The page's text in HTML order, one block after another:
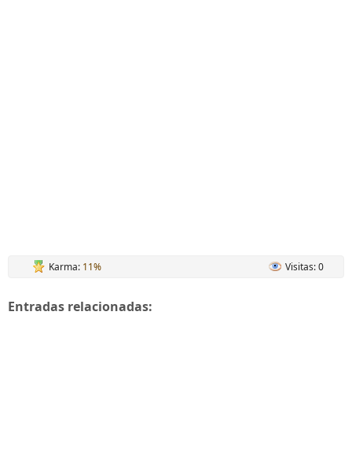
Karma: 11% Visitas: 0
Entradas relacionadas: